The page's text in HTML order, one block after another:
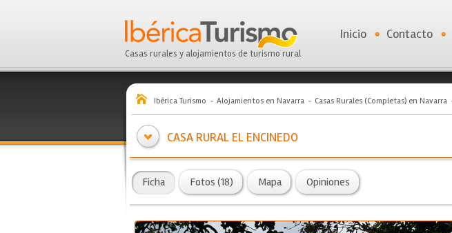
Casas rurales y alojamientos de turismo rural
Inicio Contacto
Ibérica Turismo Alojamientos en Navarra Casas Rurales (Completas) en Navarra
CASA RURAL EL ENCINEDO
Ficha Fotos (18) Mapa Opiniones